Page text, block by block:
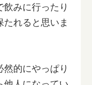
みに行ったり
れると思いま
的にやっぱり